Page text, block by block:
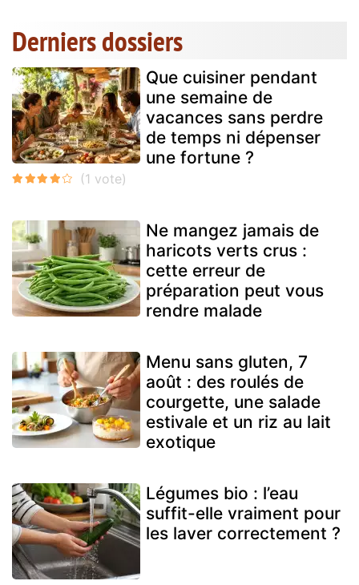
Derniers dossiers
Que cuisiner pendant
une semaine de
vacances sans perdre
de temps ni dépenser
une fortune ?
Ne mangez jamais de
haricots verts crus :
cette erreur de
préparation peut vous
rendre malade
Menu sans gluten, 7
août : des roulés de
courgette, une salade
estivale et un riz au lait
exotique
Légumes bio : l’eau
suffit-elle vraiment pour
les laver correctement ?